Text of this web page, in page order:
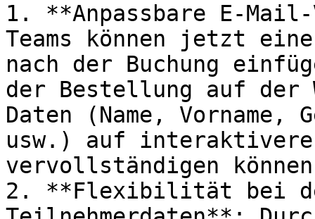
1. **Anpassbare E-
Teams können jetzt
nach der Buchung
der Bestellung auf der
Daten (Name, Vorname,
usw.) auf
vervollständigen
2. **Flexibilität bei